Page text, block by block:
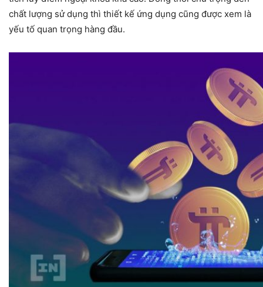
chất lượng sử dụng thì thiết kế ứng dụng cũng được xem là
yếu tố quan trọng hàng đầu.